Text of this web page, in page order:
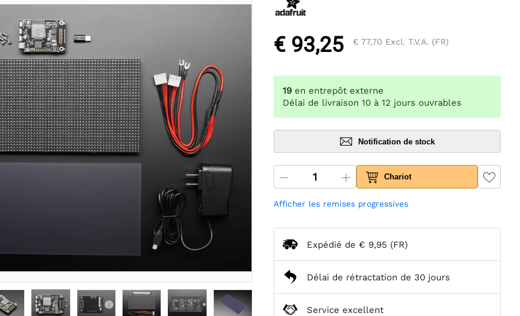
€ 93,25 € 77,70 Excl. T.V.A. (FR)
19 en entrepôt externe
Délai de livraison 10 à 12 jours ouvrables
Notification de stock
Chariot
Afficher les remises progressives
Expédié de € 9,95 (FR)
Délai de rétractation de 30 jours
Service excellent